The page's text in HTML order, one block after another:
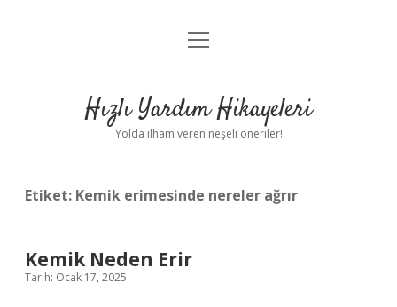
Anasayfa
Yasal Uyarı
menüyü
Hızlı Yardım Hikayeleri
Yolda ilham veren neşeli öneriler!
Etiket: Kemik erimesinde nereler ağrır
Kemik Neden Erir
Tarih: Ocak 17, 2025